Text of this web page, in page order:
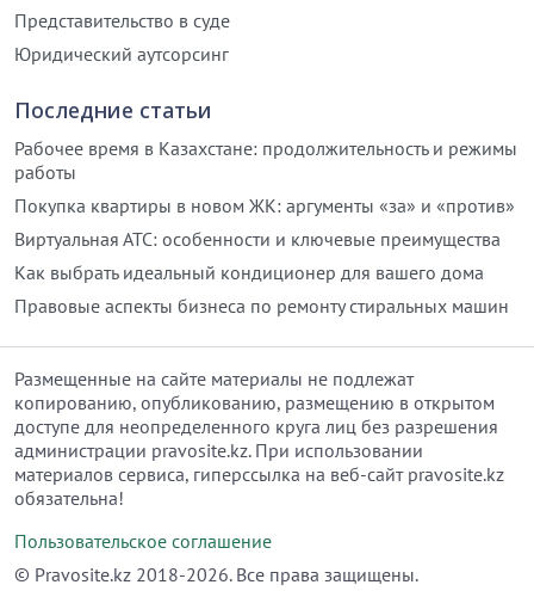
Представительство в суде
Юридический аутсорсинг
Последние статьи
Рабочее время в Казахстане: продолжительность и режимы
работы
Покупка квартиры в новом ЖК: аргументы «за» и «против»
Виртуальная АТС: особенности и ключевые преимущества
Как выбрать идеальный кондиционер для вашего дома
Правовые аспекты бизнеса по ремонту стиральных машин
Размещенные на сайте материалы не подлежат
копированию, опубликованию, размещению в открытом
доступе для неопределенного круга лиц без разрешения
администрации pravosite.kz. При использовании
материалов сервиса, гиперссылка на веб-сайт pravosite.kz
обязательна!
Пользовательское соглашение
© Рravosite.kz 2018-2026. Все права защищены.